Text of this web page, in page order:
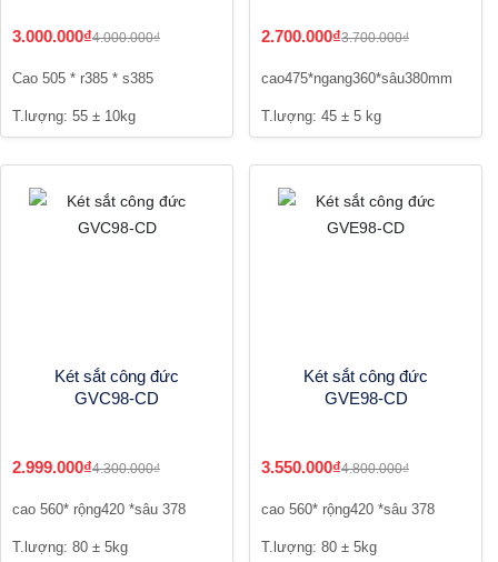
3.000.000₫4.000.000₫
Cao 505 * r385 * s385
T.lượng: 55 ± 10kg
2.700.000₫3.700.000₫
cao475*ngang360*sâu380mm
T.lượng: 45 ± 5 kg
Két sắt công đức
GVC98-CD
2.999.000₫4.300.000₫
cao 560* rộng420 *sâu 378
T.lượng: 80 ± 5kg
Két sắt công đức
GVE98-CD
3.550.000₫4.800.000₫
cao 560* rộng420 *sâu 378
T.lượng: 80 ± 5kg